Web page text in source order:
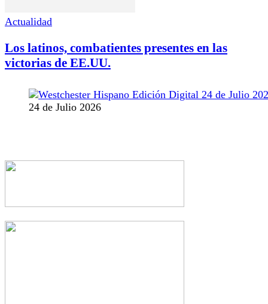
Actualidad
Los latinos, combatientes presentes en las
victorias de EE.UU.
24 de Julio 2026